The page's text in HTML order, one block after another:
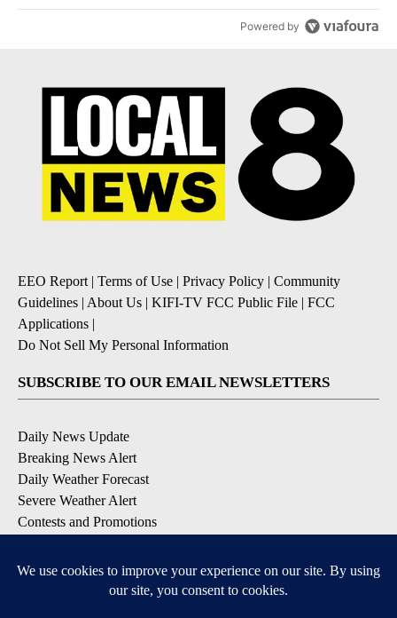
Powered by
EEO Report| Terms of Use | Privacy Policy | Community
Guidelines | About Us | KIFI-TV FCC Public File | FCC
Applications |
Do Not Sell My Personal Information
SUBSCRIBE TO OUR EMAIL NEWSLETTERS
Daily News Update
Breaking News Alert
Daily Weather Forecast
Severe Weather Alert
Contests and Promotions